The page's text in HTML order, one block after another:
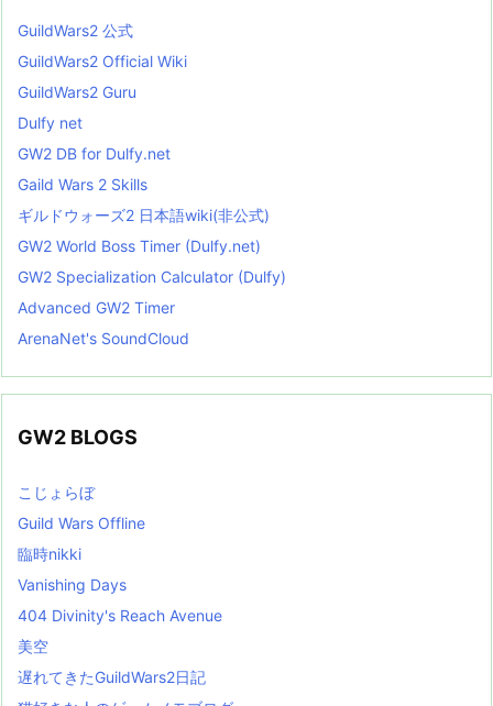
GuildWars2 公式
GuildWars2 Official Wiki
GuildWars2 Guru
Dulfy net
GW2 DB for Dulfy.net
Gaild Wars 2 Skills
ギルドウォーズ2 日本語wiki(非公式)
GW2 World Boss Timer (Dulfy.net)
GW2 Specialization Calculator (Dulfy)
Advanced GW2 Timer
ArenaNet's SoundCloud
GW2 BLOGS
こじょらぼ
Guild Wars Offline
臨時nikki
Vanishing Days
404 Divinity's Reach Avenue
美空
遅れてきたGuildWars2日記